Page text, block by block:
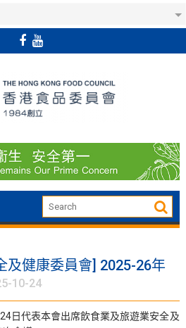
及健康委員會] 2025-26年
10-24
日代表本會出席飲食業及旅遊業安全及